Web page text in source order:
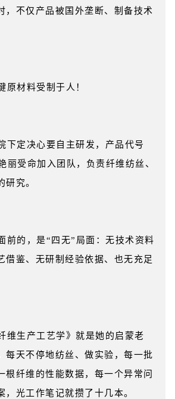
，不仅产品被国外垄断、制备技术
原材料受制于人！
下定决心要自主研发，产品代号
丽受命加入团队，负责纤维纺丝、
研究。
前的，是“四无”局面：无技术资料
借鉴、无研制经验依据、也无充足
维生产工艺学》就是她的启蒙老
每天不停地纺丝、做实验，每一批
根纤维的性能数据，每一个异常问
，光工作笔记就攒了十几本。